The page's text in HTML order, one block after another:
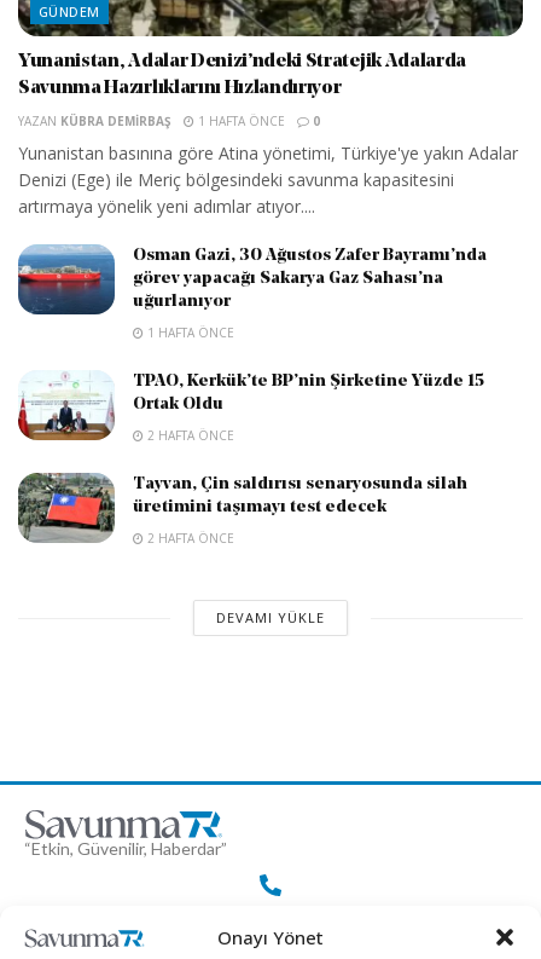
Onayı Yönet
GÜNDEM
Yunanistan, Adalar Denizi’ndeki Stratejik Adalarda
Savunma Hazırlıklarını Hızlandırıyor
YAZAN KÜBRA DEMIRBAŞ 1 HAFTA ÖNCE 0
Yunanistan basınına göre Atina yönetimi, Türkiye'ye yakın Adalar
Denizi (Ege) ile Meriç bölgesindeki savunma kapasitesini
artırmaya yönelik yeni adımlar atıyor....
Osman Gazi, 30 Ağustos Zafer Bayramı’nda
görev yapacağı Sakarya Gaz Sahası’na
uğurlanıyor
1 HAFTA ÖNCE
TPAO, Kerkük’te BP’nin Şirketine Yüzde 15
Ortak Oldu
2 HAFTA ÖNCE
Tayvan, Çin saldırısı senaryosunda silah
üretimini taşımayı test edecek
2 HAFTA ÖNCE
DEVAMI YÜKLE
“Etkin, Güvenilir, Haberdar”
+90 530 308 17 96